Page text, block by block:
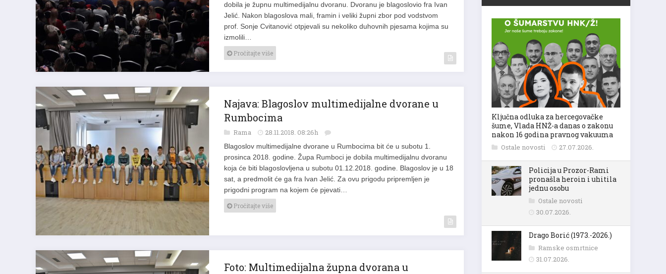
dobila je župnu multimedijalnu dvoranu. Dvoranu je blagoslovio fra Ivan
Jelić. Nakon blagoslova mali, framin i veliki župni zbor pod vodstvom
prof. Sonje Cvitanović otpjevali su nekoliko duhovnih pjesama kojima su
izmolili…
Pročitajte više
Najava: Blagoslov multimedijalne dvorane u
Rumbocima
Rama 28.11.2018. 08:26h
Blagoslov multimedijalne dvorane u Rumbocima bit će u subotu 1.
prosinca 2018. godine. Župa Rumboci je dobila multimedijalnu dvoranu
koja će biti blagoslovljena u subotu 01.12.2018. godine. Blagoslov je u 18
sat, a predmolit će ga fra Ivan Jelić. Za ovu prigodu pripremljen je
prigodni program na kojem će pjevati…
Pročitajte više
Foto: Multimedijalna župna dvorana u
Ključna odluka za hercegovačke
šume, Vlada HNŽ-a danas o zakonu
nakon 16 godina pravnog vakuuma
Ostale novosti 27.07.2026.
Policija u Prozor-Rami
pronašla heroin i uhitila
jednu osobu
Ostale novosti
30.07.2026.
Drago Borić (1973.-2026.)
Ramske osmrtnice
31.07.2026.